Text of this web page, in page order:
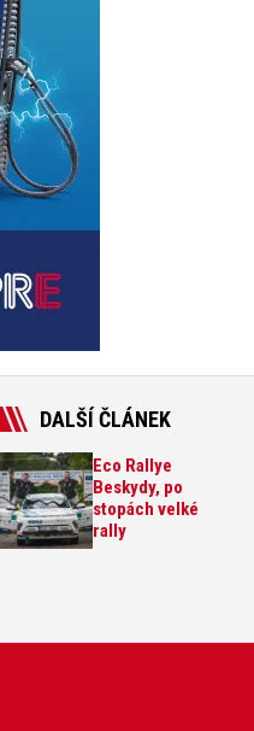
DALŠÍ ČLÁNEK
Eco Rallye
Beskydy, po
stopách velké
rally